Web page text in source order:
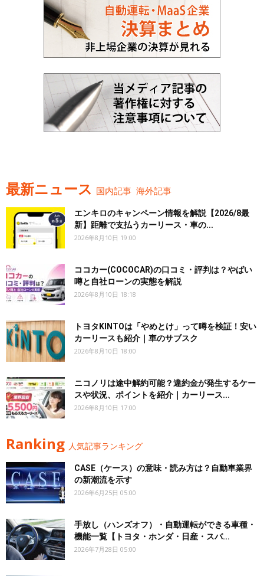
最新ニュース 国内記事 海外記事
エンキロのキャンペーン情報を解説【2026/8最
新】距離で支払うカーリース・車の...
2026年8月10日 19:00
ココカー(COCOCAR)の口コミ・評判は？やばい
噂と自社ローンの実態を解説
2026年8月10日 18:18
トヨタKINTOは「やめとけ」って噂を検証！安い
カーリースも紹介｜車のサブスク
2026年8月10日 18:00
ニコノリは途中解約可能？違約金が発生するケー
スや状況、ポイントを紹介｜カーリース...
2026年8月10日 17:00
Ranking 人気記事ランキング
CASE（ケース）の意味・読み方は？自動車業界
の新潮流を示す
2026年6月25日 05:00
手放し（ハンズオフ）・自動運転ができる車種・
機能一覧【トヨタ・ホンダ・日産・スバ...
2026年7月28日 05:00